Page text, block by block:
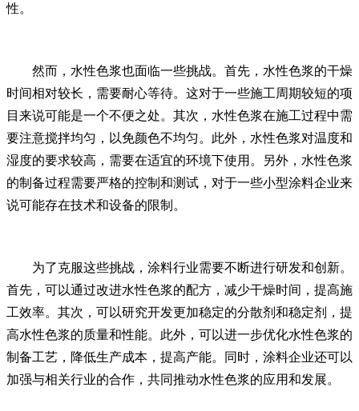
性。
然而，水性色浆也面临一些挑战。首先，水性色浆的干燥
时间相对较长，需要耐心等待。这对于一些施工周期较短的项
目来说可能是一个不便之处。其次，水性色浆在施工过程中需
要注意搅拌均匀，以免颜色不均匀。此外，水性色浆对温度和
湿度的要求较高，需要在适宜的环境下使用。另外，水性色浆
的制备过程需要严格的控制和测试，对于一些小型涂料企业来
说可能存在技术和设备的限制。
为了克服这些挑战，涂料行业需要不断进行研发和创新。
首先，可以通过改进水性色浆的配方，减少干燥时间，提高施
工效率。其次，可以研究开发更加稳定的分散剂和稳定剂，提
高水性色浆的质量和性能。此外，可以进一步优化水性色浆的
制备工艺，降低生产成本，提高产能。同时，涂料企业还可以
加强与相关行业的合作，共同推动水性色浆的应用和发展。